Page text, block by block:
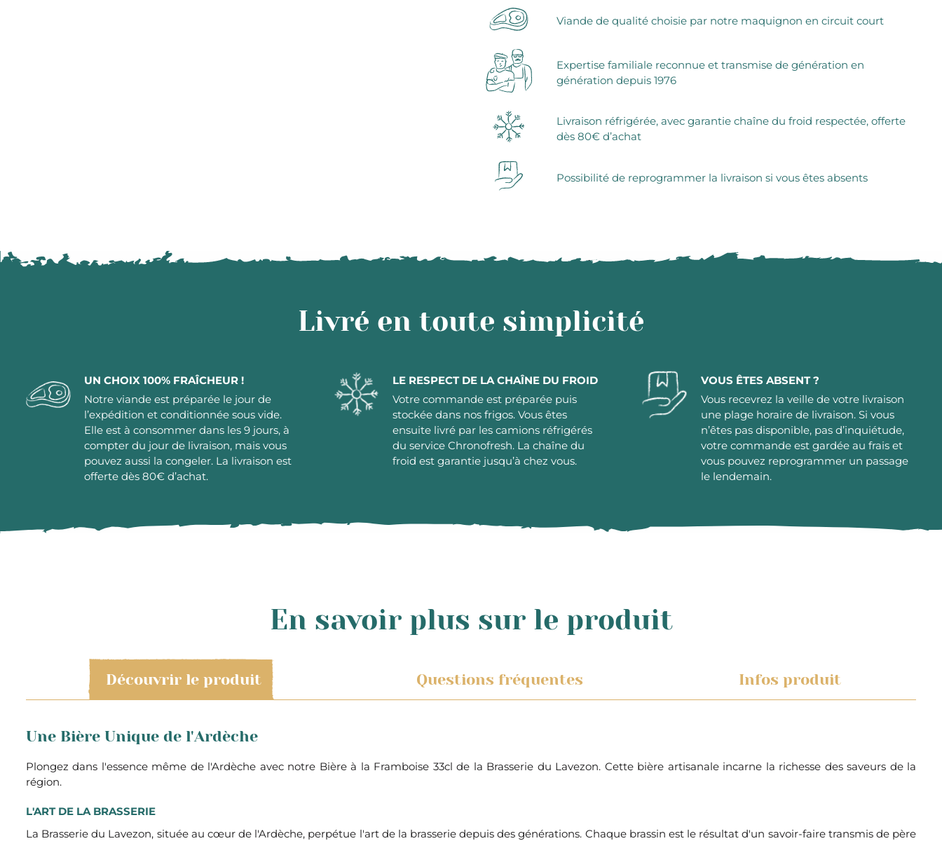
Viande de qualité choisie par notre maquignon en circuit court
Expertise familiale reconnue et transmise de génération en
génération depuis 1976
Livraison réfrigérée, avec garantie chaîne du froid respectée, offerte
dès 80€ d’achat
Possibilité de reprogrammer la livraison si vous êtes absents
Livré en toute simplicité
UN CHOIX 100% FRAÎCHEUR !
Notre viande est préparée le jour de
l’expédition et conditionnée sous vide.
Elle est à consommer dans les 9 jours, à
compter du jour de livraison, mais vous
pouvez aussi la congeler. La livraison est
offerte dès 80€ d’achat.
LE RESPECT DE LA CHAÎNE DU FROID
Votre commande est préparée puis
stockée dans nos frigos. Vous êtes
ensuite livré par les camions réfrigérés
du service Chronofresh. La chaîne du
froid est garantie jusqu’à chez vous.
VOUS ÊTES ABSENT ?
Vous recevrez la veille de votre livraison
une plage horaire de livraison. Si vous
n’êtes pas disponible, pas d’inquiétude,
votre commande est gardée au frais et
vous pouvez reprogrammer un passage
le lendemain.
En savoir plus sur le produit
Découvrir le produit Questions fréquentes Infos produit
Une Bière Unique de l'Ardèche
Plongez dans l'essence même de l'Ardèche avec notre Bière à la Framboise 33cl de la Brasserie du Lavezon. Cette bière artisanale incarne la richesse des saveurs de la
région.
L'ART DE LA BRASSERIE
La Brasserie du Lavezon, située au cœur de l'Ardèche, perpétue l'art de la brasserie depuis des générations. Chaque brassin est le résultat d'un savoir-faire transmis de père